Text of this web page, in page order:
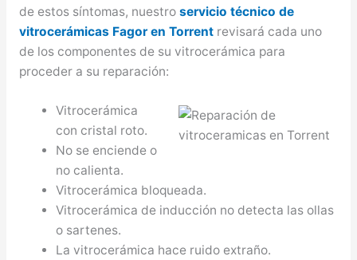
de estos síntomas, nuestro servicio técnico de
vitrocerámicas Fagor en Torrentrevisará cada uno
de los componentes de su vitrocerámica para
proceder a su reparación:
Vitrocerámica
con cristal roto.
No se enciende o
no calienta.
Vitrocerámica bloqueada.
Vitrocerámica de inducción no detecta las ollas
o sartenes.
La vitrocerámica hace ruido extraño.